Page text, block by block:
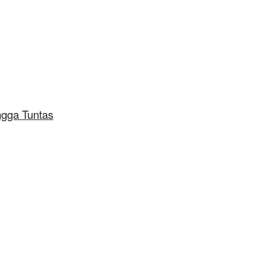
Tuntas